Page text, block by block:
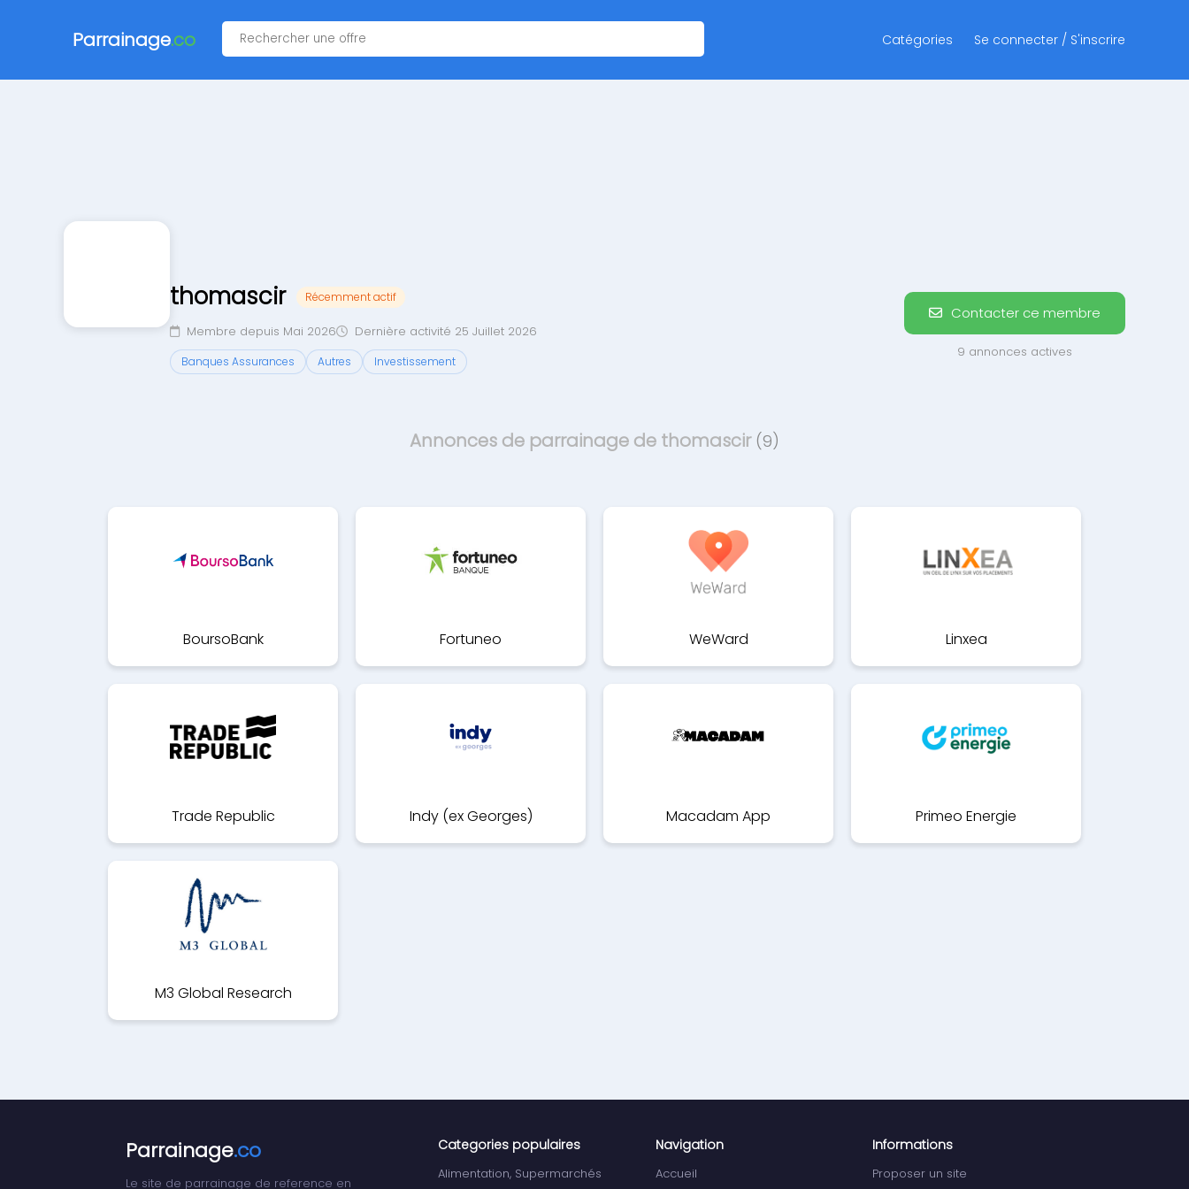
Parrainage.co Catégories Se connecter / S'inscrire
thomascir Récemment actif
Membre depuis Mai 2026 Dernière activité 25 Juillet 2026
Banques Assurances Autres Investissement
Contacter ce membre
9 annonces actives
Annonces de parrainage de thomascir (9)
BoursoBank Fortuneo WeWard Linxea
Trade Republic Indy (ex Georges) Macadam App Primeo Energie
M3 Global Research
Parrainage.co
Le site de parrainage de reference en
Categories populaires
Alimentation, Supermarchés
Navigation
Accueil
Informations
Proposer un site